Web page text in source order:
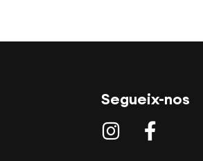
Segueix-nos